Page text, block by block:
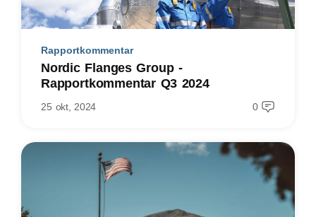
Rapportkommentar
Nordic Flanges Group -
Rapportkommentar Q3 2024
25 okt, 2024 0